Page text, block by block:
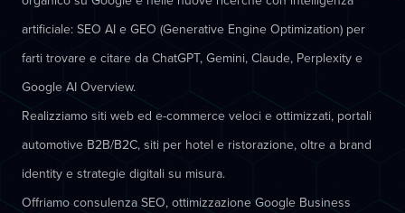
artificiale: SEO AI e GEO (Generative Engine Optimization) per
farti trovare e citare da ChatGPT, Gemini, Claude, Perplexity e
Google AI Overview.
Realizziamo siti web ed e-commerce veloci e ottimizzati, portali
automotive B2B/B2C, siti per hotel e ristorazione, oltre a brand
identity e strategie digitali su misura.
Offriamo consulenza SEO, ottimizzazione Google Business